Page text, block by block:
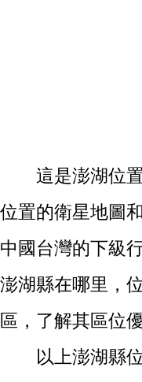
這是澎湖位
位置的衛星地圖
中國台灣的下級
澎湖縣在哪里，
區，了解其區位
以上澎湖縣